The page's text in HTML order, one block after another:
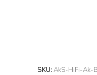
SKU: AkS-HiFi-Ak-